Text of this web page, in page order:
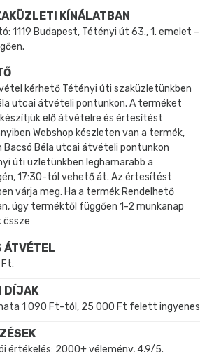
KÍNÁLATBAN
1119 Budapest, Tétényi út 63., 1. emelet –
kérhető Tétényi úti szaküzletünkben
utcai átvételi pontunkon. A terméket
elő átvételre és értesítést
Webshop készleten van a termék,
Bacsó Béla utcai átvételi pontunkon
úti üzletünkben leghamarabb a
17:30-tól vehető át. Az értesítést
várja meg. Ha a termék Rendelhető
úgy terméktől függően 1-2 munkanap
ÁTVÉTEL
DÍJAK
1 090 Ft-tól, 25 000 Ft felett ingyenes
értékelés: 2000+ vélemény, 4,9/5.